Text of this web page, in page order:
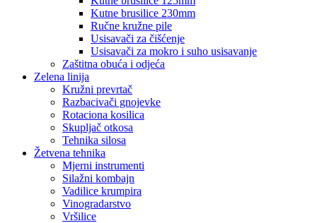
Kutne brusilice 230mm
Ručne kružne pile
Usisavači za čišćenje
Usisavači za mokro i suho usisavanje
Zaštitna obuća i odjeća
Zelena linija
Kružni prevrtač
Razbacivači gnojevke
Rotaciona kosilica
Skupljač otkosa
Tehnika silosa
Žetvena tehnika
Mjerni instrumenti
Silažni kombajn
Vadilice krumpira
Vinogradarstvo
Vršilice